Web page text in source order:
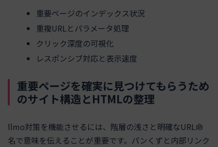
重要ページのインデックス状況
重複URLとパラメータ処理
クリック深度の可視化
レスポンシブ対応と表示速度
重要ページを確実に見つけてもらうため
のサイト構造とHTMLの整理
llmo対策を機能させるには、階層の浅さと明確なURL命
名で意味を伝えることが重要です。パンくずと内部リンク